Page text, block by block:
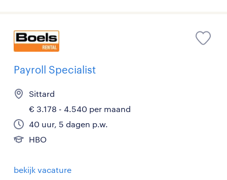
Payroll Specialist
Sittard
€ 3.178 - 4.540 per maand
40 uur, 5 dagen p.w.
HBO
bekijk vacature